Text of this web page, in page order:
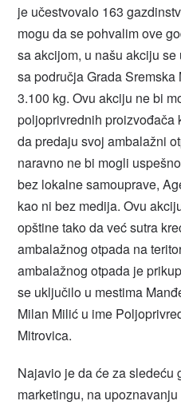
je učestvovalo 163
mogu da se pohvalim ove
sa akcijom, u našu akciju
sa područja Grada
3.100 kg. Ovu akciju ne bi
poljoprivrednih
da predaju svoj ambalažni
naravno ne bi mogli
bez lokalne samouprave,
kao ni bez medija. Ovu
opštine tako da već sutra
ambalažnog otpada na
ambalažnog otpada je
se uključilo u mestima
Milan Milić u ime
Mitrovica.
Najavio je da će za sledeću
marketingu, na